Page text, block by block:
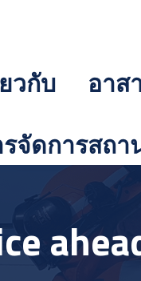
วกับ อาส
จัดการสถ